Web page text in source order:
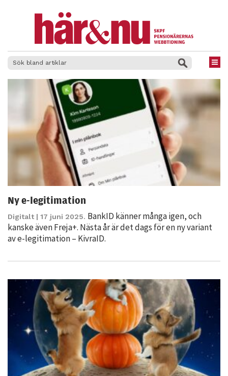
Ny e-legitimation
Digitalt | 17 juni 2025. BankID känner många igen, och
kanske även Freja+. Nästa år är det dags för en ny variant
av e-legitimation – KivraID.
Nödvändiga
Dessa kakor
går inte att
välja bort. De